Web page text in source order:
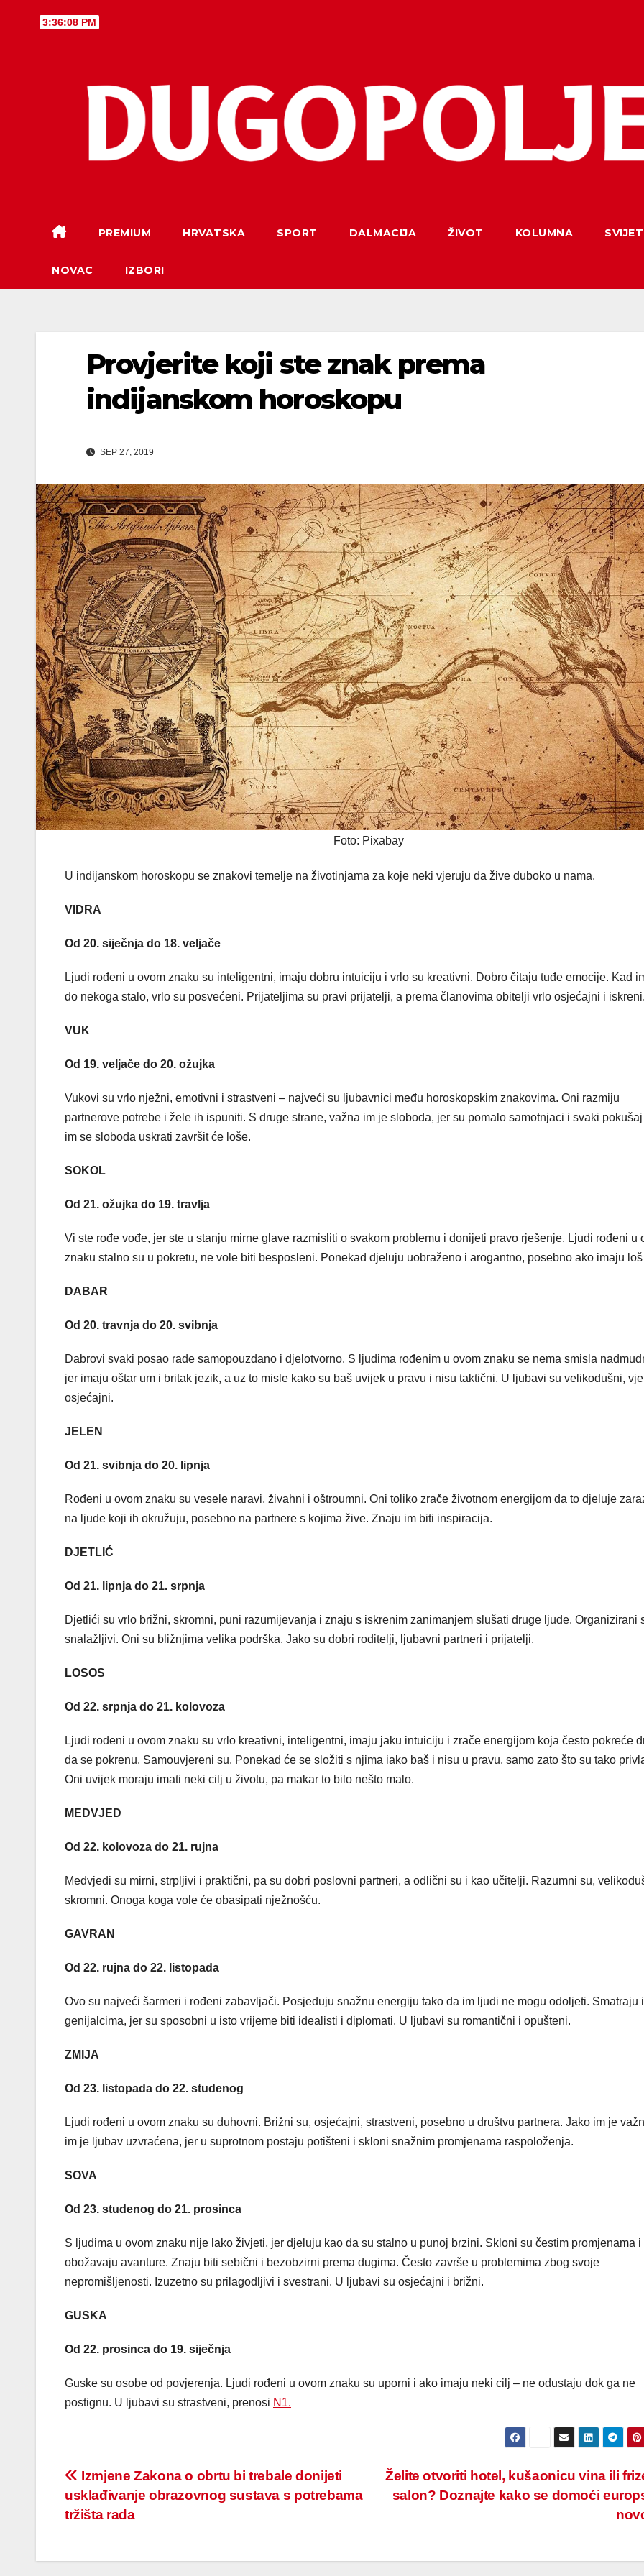
3:36:09 PM
PREMIUM HRVATSKA SPORT DALMACIJA ŽIVOT KOLUMNA SVIJET
NOVAC IZBORI
Provjerite koji ste znak prema
indijanskom horoskopu
SEP 27, 2019
Foto: Pixabay
U indijanskom horoskopu se znakovi temelje na životinjama za koje neki vjeruju da žive duboko u nama.
VIDRA
Od 20. siječnja do 18. veljače
Ljudi rođeni u ovom znaku su inteligentni, imaju dobru intuiciju i vrlo su kreativni. Dobro čitaju tuđe emocije. Kad
do nekoga stalo, vrlo su posvećeni. Prijateljima su pravi prijatelji, a prema članovima obitelji vrlo osjećajni i iskreni.
VUK
Od 19. veljače do 20. ožujka
Vukovi su vrlo nježni, emotivni i strastveni – najveći su ljubavnici među horoskopskim znakovima. Oni razmiju
partnerove potrebe i žele ih ispuniti. S druge strane, važna im je sloboda, jer su pomalo samotnjaci i svaki pokušaj
im se sloboda uskrati završit će loše.
SOKOL
Od 21. ožujka do 19. travlja
Vi ste rođe vođe, jer ste u stanju mirne glave razmisliti o svakom problemu i donijeti pravo rješenje. Ljudi rođeni u
znaku stalno su u pokretu, ne vole biti besposleni. Ponekad djeluju uobraženo i arogantno, posebno ako imaju loš
DABAR
Od 20. travnja do 20. svibnja
Dabrovi svaki posao rade samopouzdano i djelotvorno. S ljudima rođenim u ovom znaku se nema smisla
jer imaju oštar um i britak jezik, a uz to misle kako su baš uvijek u pravu i nisu taktični. U ljubavi su velikodušni,
osjećajni.
JELEN
Od 21. svibnja do 20. lipnja
Rođeni u ovom znaku su vesele naravi, živahni i oštroumni. Oni toliko zrače životnom energijom da to djeluje
na ljude koji ih okružuju, posebno na partnere s kojima žive. Znaju im biti inspiracija.
DJETLIĆ
Od 21. lipnja do 21. srpnja
Djetlići su vrlo brižni, skromni, puni razumijevanja i znaju s iskrenim zanimanjem slušati druge ljude. Organizirani
snalažljivi. Oni su bližnjima velika podrška. Jako su dobri roditelji, ljubavni partneri i prijatelji.
LOSOS
Od 22. srpnja do 21. kolovoza
Ljudi rođeni u ovom znaku su vrlo kreativni, inteligentni, imaju jaku intuiciju i zrače energijom koja često pokreće
da se pokrenu. Samouvjereni su. Ponekad će se složiti s njima iako baš i nisu u pravu, samo zato što su tako
Oni uvijek moraju imati neki cilj u životu, pa makar to bilo nešto malo.
MEDVJED
Od 22. kolovoza do 21. rujna
Medvjedi su mirni, strpljivi i praktični, pa su dobri poslovni partneri, a odlični su i kao učitelji. Razumni su,
skromni. Onoga koga vole će obasipati nježnošću.
GAVRAN
Od 22. rujna do 22. listopada
Ovo su najveći šarmeri i rođeni zabavljači. Posjeduju snažnu energiju tako da im ljudi ne mogu odoljeti. Smatraju
genijalcima, jer su sposobni u isto vrijeme biti idealisti i diplomati. U ljubavi su romantični i opušteni.
ZMIJA
Od 23. listopada do 22. studenog
Ljudi rođeni u ovom znaku su duhovni. Brižni su, osjećajni, strastveni, posebno u društvu partnera. Jako im je
im je ljubav uzvraćena, jer u suprotnom postaju potišteni i skloni snažnim promjenama raspoloženja.
SOVA
Od 23. studenog do 21. prosinca
S ljudima u ovom znaku nije lako živjeti, jer djeluju kao da su stalno u punoj brzini. Skloni su čestim promjenama i
obožavaju avanture. Znaju biti sebični i bezobzirni prema dugima. Često završe u problemima zbog svoje
nepromišljenosti. Izuzetno su prilagodljivi i svestrani. U ljubavi su osjećajni i brižni.
GUSKA
Od 22. prosinca do 19. siječnja
Guske su osobe od povjerenja. Ljudi rođeni u ovom znaku su uporni i ako imaju neki cilj – ne odustaju dok ga ne
postignu. U ljubavi su strastveni, prenosi N1.
Post
navigation
Želite otvoriti hotel, kušaonicu vina ili
salon? Doznajte kako se domoći
Izmjene Zakona o obrtu bi trebale donijeti
usklađivanje obrazovnog sustava s potrebama
tržišta rada